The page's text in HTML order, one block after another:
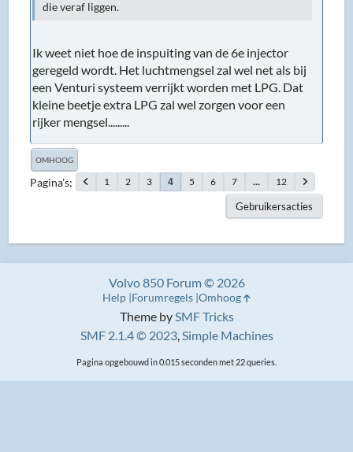
die veraf liggen.
Ik weet niet hoe de inspuiting van de 6e injector
geregeld wordt. Het luchtmengsel zal wel net als bij
een Venturi systeem verrijkt worden met LPG. Dat
kleine beetje extra LPG zal wel zorgen voor een
rijker mengsel.........
OMHOOG
Pagina's 1 2 3 4 5 6 7 ... 12
Gebruikersacties
Theme bySMF Tricks
SMF 2.1.4 © 2023,Simple Machines
Volvo 850 Forum © 2026
Help Forumregels Omhoog
Pagina opgebouwd in 0.015 seconden met 22 queries.